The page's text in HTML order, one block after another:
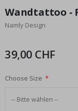
der
Bildgalerie
Wandtattoo -
Namly Design
39,00 CHF
Choose Size